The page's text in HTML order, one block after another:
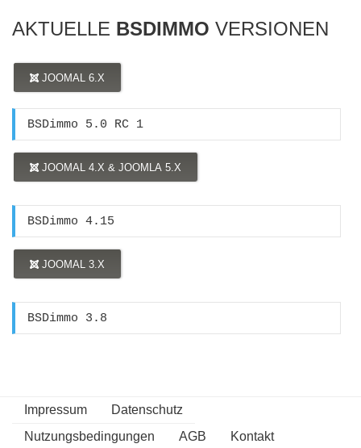
AKTUELLE BSDIMMO VERSIONEN
JOOMAL 6.X
BSDimmo 5.0 RC 1
JOOMAL 4.X & JOOMLA 5.X
BSDimmo 4.15
JOOMAL 3.X
BSDimmo 3.8
Impressum
Datenschutz
Nutzungsbedingungen
AGB Kontakt